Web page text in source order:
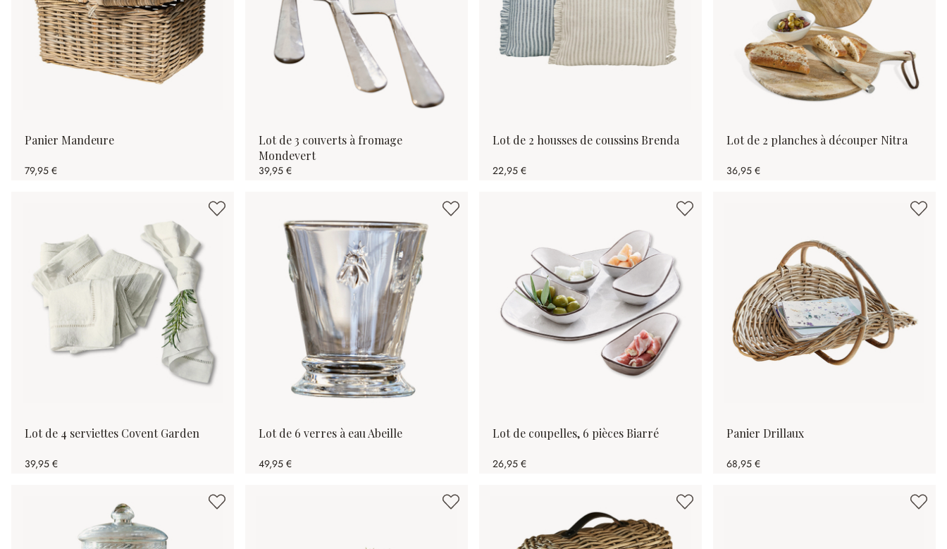
Panier Mandeure
79,95 €
Lot de 3 couverts à fromage
Mondevert
39,95 €
Lot de 2 housses de coussins Brenda
22,95 €
Lot de 2 planches à découper Nitra
36,95 €
Lot de 4 serviettes Covent Garden
39,95 €
Lot de 6 verres à eau Abeille
49,95 €
Lot de coupelles, 6 pièces Biarré
26,95 €
Panier Drillaux
68,95 €